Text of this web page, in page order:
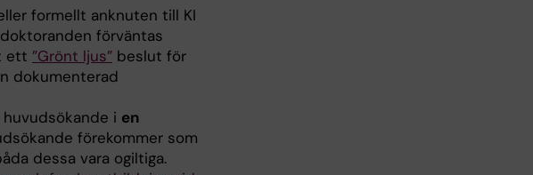
formellt anknuten till KI
förväntas
ett ”Grönt ljus” beslut för
dokumenterad
i en
förekommer som
dessa vara ogiltiga.